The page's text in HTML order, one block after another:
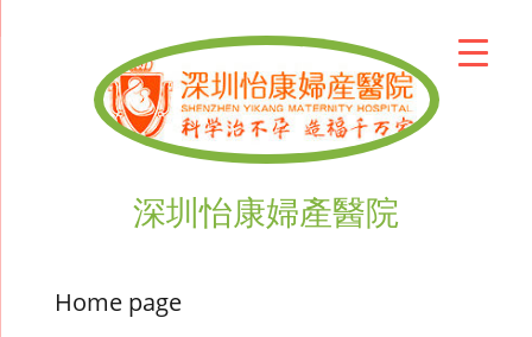
深圳怡康婦產醫院
Home page